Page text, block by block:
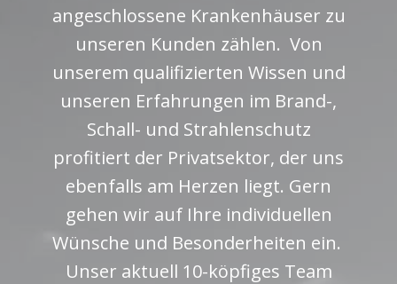
angeschlossene Krankenhäuser zu
unseren Kunden zählen. Von
unserem qualifizierten Wissen und
unseren Erfahrungen im Brand-,
Schall- und Strahlenschutz
profitiert der Privatsektor, der uns
ebenfalls am Herzen liegt. Gern
gehen wir auf Ihre individuellen
Wünsche und Besonderheiten ein.
Unser aktuell 10-köpfiges Team